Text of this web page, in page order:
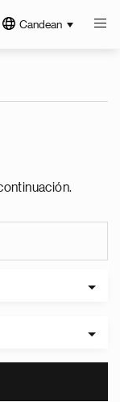
Candean